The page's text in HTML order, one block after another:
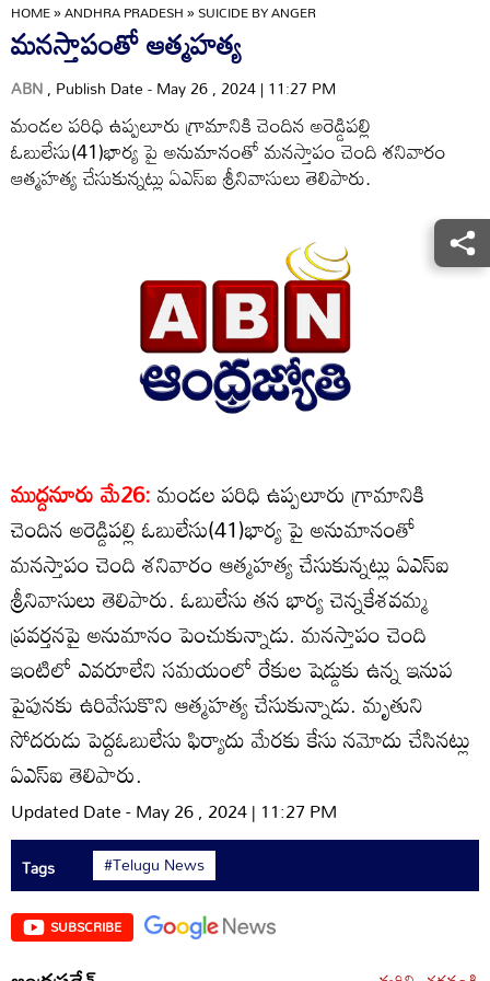
HOME»ANDHRA PRADESH»SUICIDE BY ANGER
మనస్తాపంతో ఆత్మహత్య
ABN, Publish Date - May 26 , 2024 | 11:27 PM
మండల పరిధి ఉప్పలూరు గ్రామానికి చెందిన అరెడ్డిపల్లి
ఓబులేసు(41)భార్య పై అనుమానంతో మనస్తాపం చెంది శనివారం
ఆత్మహత్య చేసుకున్నట్లు ఏఎస్‌ఐ శ్రీనివాసులు తెలిపారు.
ముద్దనూరు మే26:మండల పరిధి ఉప్పలూరు గ్రామానికి
చెందిన అరెడ్డిపల్లి ఓబులేసు(41)భార్య పై అనుమానంతో
మనస్తాపం చెంది శనివారం ఆత్మహత్య చేసుకున్నట్లు ఏఎస్‌ఐ
శ్రీనివాసులు తెలిపారు. ఓబులేసు తన భార్య చెన్నకేశవమ్మ
ప్రవర్తనపై అనుమానం పెంచుకున్నాడు. మనస్తాపం చెంది
ఇంటిలో ఎవరూలేని సమయంలో రేకుల షెడ్డుకు ఉన్న ఇనుప
పైపునకు ఉరివేసుకొని ఆత్మహత్య చేసుకున్నాడు. మృతుని
సోదరుడు పెద్దఓబులేసు ఫిర్యాదు మేరకు కేసు నమోదు చేసినట్లు
ఏఎస్‌ఐ తెలిపారు.
Updated Date - May 26 , 2024 | 11:27 PM
Tags #Telugu News
SUBSCRIBE